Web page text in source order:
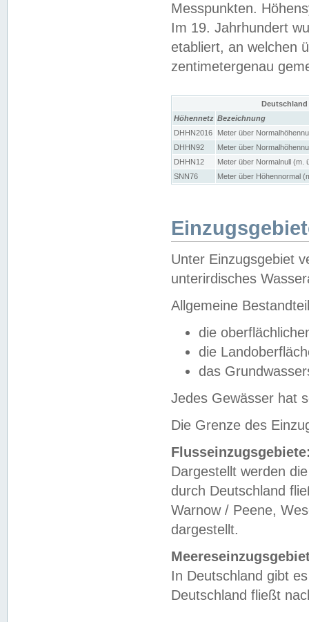
Messpunkten.
Im 19. Jahrhundert
etabliert, an welchen
zentimetergenau
Höhennetz Bezeichnung
DHHN2016
Meter über
DHHN92
Meter über
DHHN12
Meter über Normalnull (m.
SNN76
Meter über Höhennormal
Unter Einzugsgebiet
unterirdisches
Allgemeine
die
die
das
Jedes Gewässer hat
Die Grenze des
Dargestellt werden
durch Deutschland
Warnow / Peene,
dargestellt.
In Deutschland gibt
Deutschland fließt